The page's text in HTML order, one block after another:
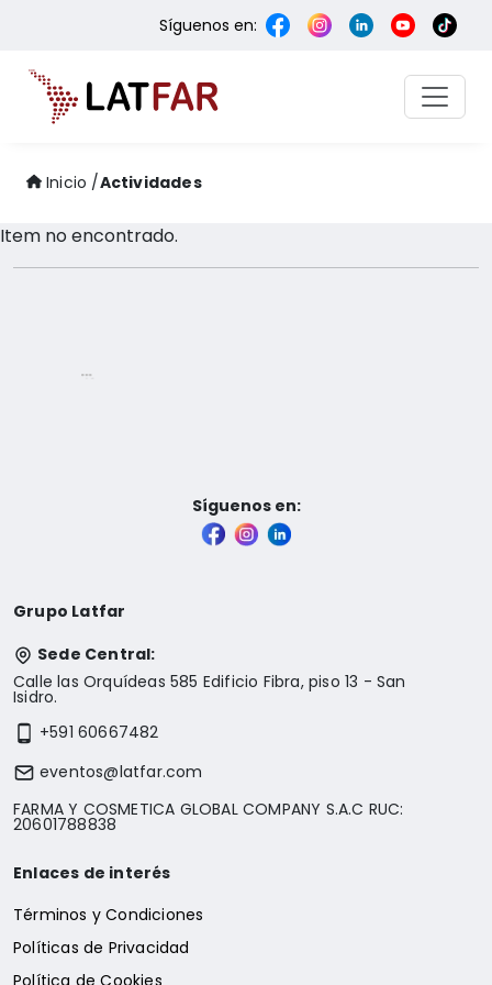
Síguenos en:
Inicio /Actividades
Item no encontrado.
Síguenos en:
Grupo Latfar
Sede Central:
Calle las Orquídeas 585 Edificio Fibra, piso 13 - San
Isidro.
+591 60667482
eventos@latfar.com
FARMA Y COSMETICA GLOBAL COMPANY S.A.C RUC:
20601788838
Enlaces de interés
Términos y Condiciones
Políticas de Privacidad
Política de Cookies